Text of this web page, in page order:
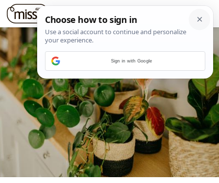
Sign in with Google